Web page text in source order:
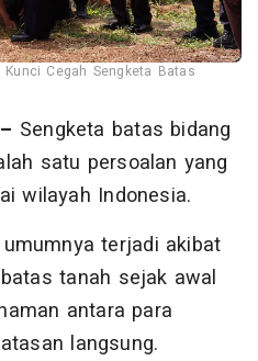
Cegah Sengketa Batas
Sengketa batas bidang
satu persoalan yang
wilayah Indonesia.
terjadi akibat
tanah sejak awal
antara para
langsung.